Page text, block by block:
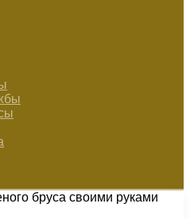
бруса своими руками